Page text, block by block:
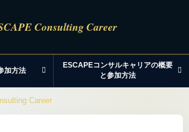
加方法
ESCAPEコンサルキャリアの概要
と参加方法
Career